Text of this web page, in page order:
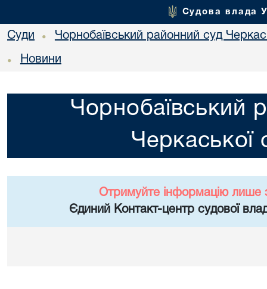
Судова влада
Суди • Чорнобаївський районний суд
• Новини
Чорнобаївський
Черкаської
Отримуйте інформацію лише
Єдиний Контакт-центр судової